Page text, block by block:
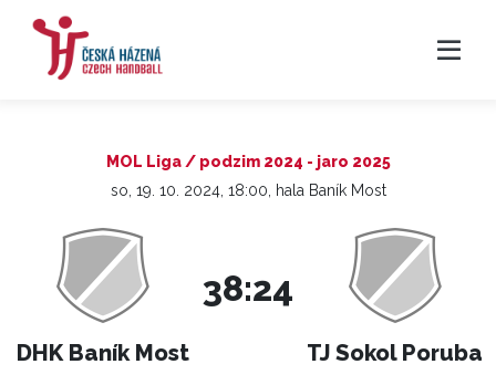
MOL Liga / podzim 2024 - jaro 2025
so, 19. 10. 2024, 18:00, hala Baník Most
DHK Baník Most
38:24
TJ Sokol Poruba